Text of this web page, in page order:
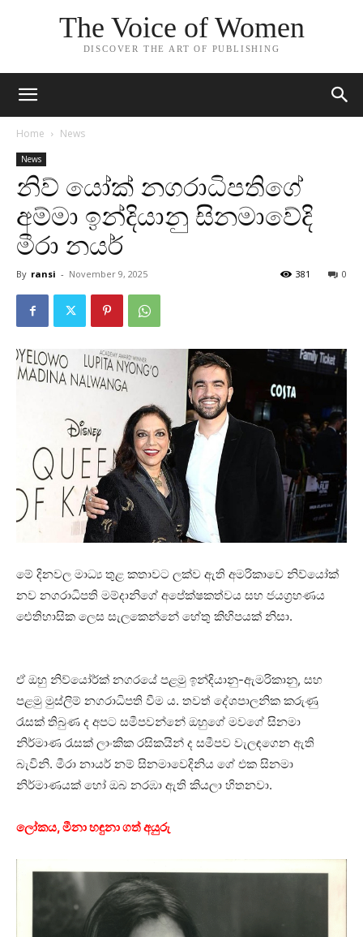
The Voice of Women
DISCOVER THE ART OF PUBLISHING
Home News
News
නිව් යෝක් නගරාධිපතිගේ
අම්මා ඉන්දියානු සිනමාවේදි
මීරා නයර්
By ransi - November 9, 2025 0
381
මේ දිනවල මාධ්‍ය තුළ කතාවට ලක්ව ඇති අමරිකාවෙ නිව්යෝක්
නව නගරාධිපති මම්දානිගේ අපේක්ෂකත්වය සහ ජයග්‍රහණය
ඓතිහාසික ලෙස සැලකෙන්නේ හේතු කිහිපයක් නිසා.
ඒ ඔහු නිව්යෝර්ක් නගරයේ පළමු ඉන්දියානු-ඇමරිකානු, සහ
පළමු මුස්ලිම් නගරාධිපති වීම ය. තවත් දේශපාලනික කරුණු
රැසක් තිබුණ ද අපට සමීපවන්නේ ඔහුගේ මවගේ සිනමා
නිර්මාණ රැසක් ලාංකික රසිකයින් ද සමීපව වැලඳගෙන ඇති
බැවිනි. මීරා නායර් නම් සිනමාවෙදිනිය ගේ එක සිනමා
නිර්මාණයක් හෝ ඔබ නරඹා ඇති කියලා හිතනවා.
ලෝකය, මීනා හඳුනා ගත් අයුරු